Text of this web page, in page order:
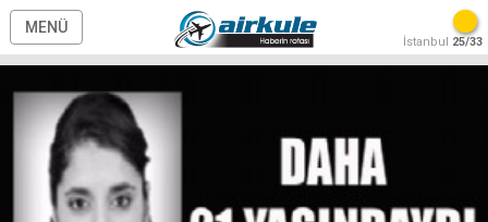
MENÜ
İstanbul 25/33